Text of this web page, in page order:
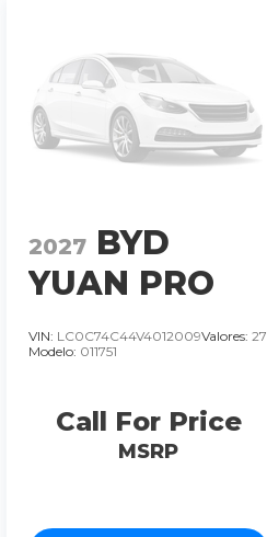
2027 BYD
YUAN PRO
DMI-I GL SUV
HIBRIDO
MOTOR 1.5
LTS 4 CIL
VIN: LC0C74C44V4012009Valores: 27
Modelo: 011751
Call For Price
MSRP